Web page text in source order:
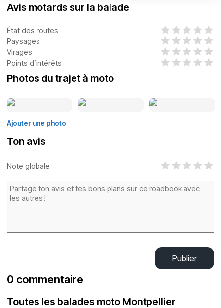
Avis motards sur la balade
État des routes
Paysages
Virages
Points d’intérêts
Photos du trajet à moto
Ajouter une photo
Ton avis
Note globale
Publier
0 commentaire
Toutes les balades moto Montpellier